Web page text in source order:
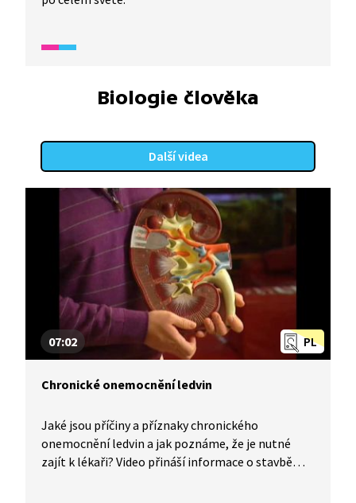
Biologie člověka
Další videa
PL
07:02
Chronické onemocnění ledvin
Jaké jsou příčiny a příznaky chronického
onemocnění ledvin a jak poznáme, že je nutné
zajít k lékaři? Video přináší informace o stavbě